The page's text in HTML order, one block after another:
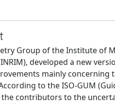
Group of the Institute of
developed a new
mainly
to the ISO-GUM
contributors to the